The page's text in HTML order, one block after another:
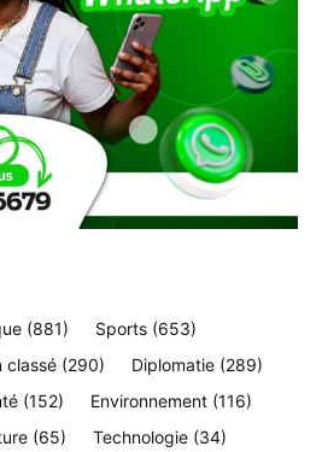
(881) Sports (653)
classé (290) Diplomatie (289)
(152) Environnement (116)
(65) Technologie (34)